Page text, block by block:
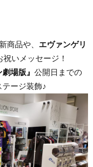
商品や、 エヴァンゲリ
いメッセージ！
場版』 公開日までの
ージ装飾♪